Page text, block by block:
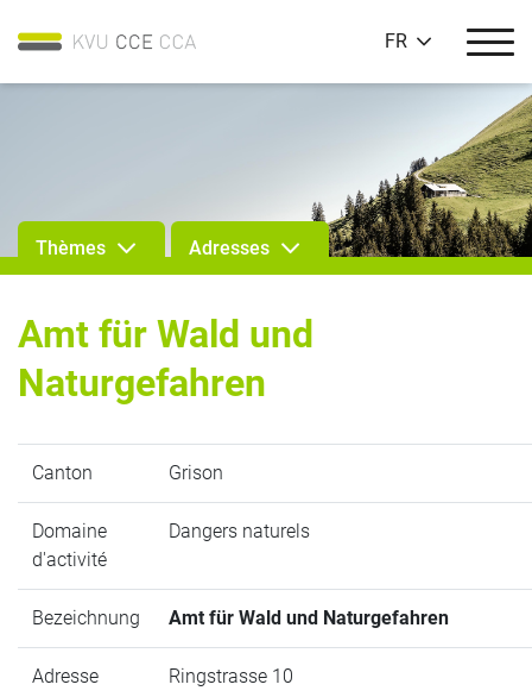
FR
Thèmes Adresses
Amt für Wald und
Naturgefahren
Canton Grison
Domaine
d'activité
Dangers naturels
Bezeichnung Amt für Wald und Naturgefahren
Adresse Ringstrasse 10